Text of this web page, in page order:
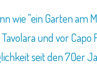
wie "ein Garten
und vor
seit den 70er